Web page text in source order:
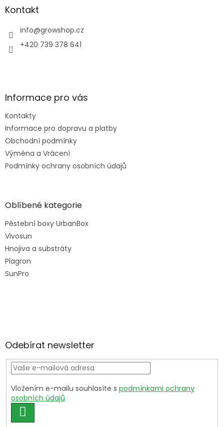
aKontakt
info@growshop.cz
+420 739 378 641
Informace pro vás
Kontakty
Informace pro dopravu a platby
Obchodní podmínky
Výměna a Vrácení
Podmínky ochrany osobních údajů
Oblíbené kategorie
Pěstební boxy UrbanBox
Vivosun
Hnojiva a substráty
Plagron
SunPro
Odebírat newsletter
Vložením e-mailu souhlasíte s podmínkami ochrany
osobních údajů
SE